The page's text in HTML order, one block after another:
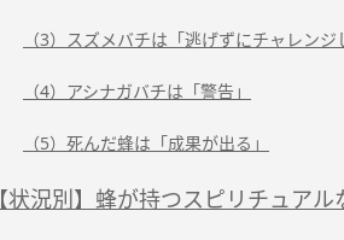
（3）スズメバチは「逃げずにチャレン
（4）アシナガバチは「警告」
（5）死んだ蜂は「成果が出る」
【状況別】蜂が持つスピリチュア